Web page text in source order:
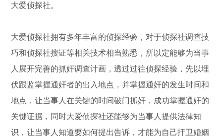
大爱侦探社。
大爱侦探社拥有多年丰富的侦探经验，对于侦探社调查技
巧和侦探社搜证等相关技术相当熟悉，所以定能够为当事
人展开完善的抓奸调查计画，透过过往侦探经验，先以埋
伏跟监掌握通奸者的出入地点，并掌握通奸的发生时间和
地点，让当事人在关键的时间破门抓奸，成功掌握通奸的
关键证据，同时大爱侦探社还能够为当事人提供法律知
识，让当事人知道要如何提出告诉，才能为自己扞卫婚姻